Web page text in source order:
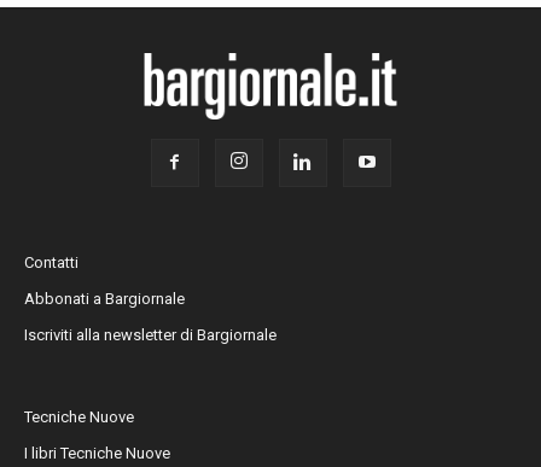
Contatti
Abbonati a Bargiornale
Iscriviti alla newsletter di Bargiornale
Tecniche Nuove
I libri Tecniche Nuove